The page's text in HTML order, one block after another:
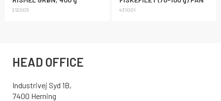
212005 431001
HEAD OFFICE
Industrivej Syd 1B,
7400 Herning